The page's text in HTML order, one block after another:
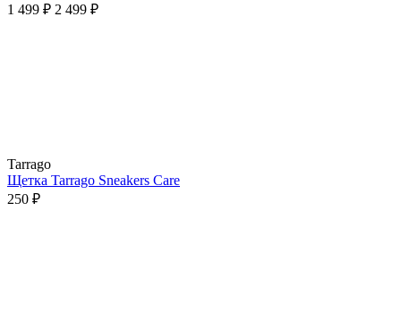
1 499 ₽ 2 499 ₽
Tarrago
Щетка Tarrago Sneakers Care
250 ₽